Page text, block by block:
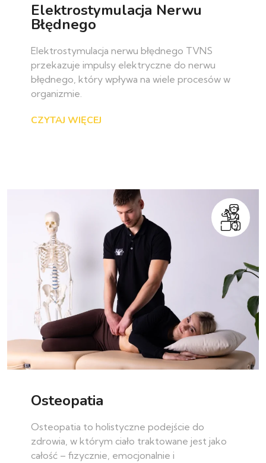
Elektrostymulacja Nerwu
Błędnego
Elektrostymulacja nerwu błędnego TVNS
przekazuje impulsy elektryczne do nerwu
błędnego, który wpływa na wiele procesów w
organizmie.
CZYTAJ WIĘCEJ
Osteopatia
Osteopatia to holistyczne podejście do
zdrowia, w którym ciało traktowane jest jako
całość – fizycznie, emocjonalnie i